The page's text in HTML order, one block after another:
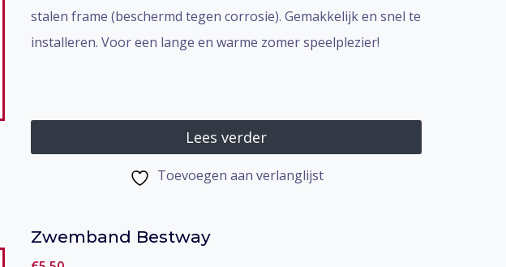
stalen frame (beschermd tegen corrosie). Gemakkelijk en snel te
installeren. Voor een lange en warme zomer speelplezier!
Lees verder
Toevoegen aan verlanglijst
Zwemband Bestway